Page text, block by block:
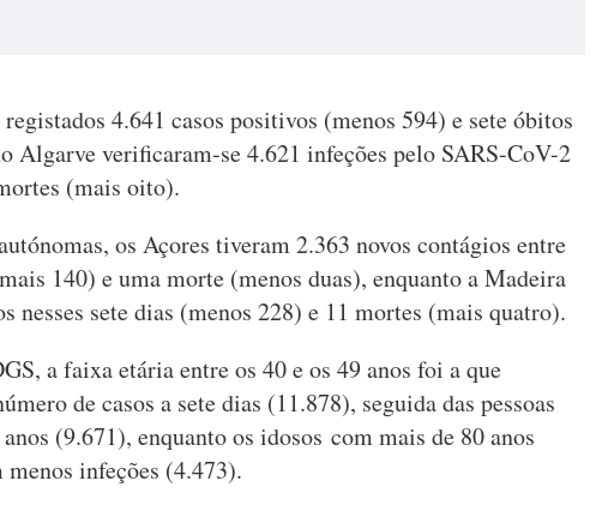
4.641 casos positivos (menos 594) e sete óbitos
Algarve verificaram-se 4.621 infeções pelo SARS-CoV-2
(mais oito).
os Açores tiveram 2.363 novos contágios entre
140) e uma morte (menos duas), enquanto a Madeira
nesses sete dias (menos 228) e 11 mortes (mais quatro).
a faixa etária entre os 40 e os 49 anos foi a que
de casos a sete dias (11.878), seguida das pessoas
(9.671), enquanto os idosos com mais de 80 anos
infeções (4.473).